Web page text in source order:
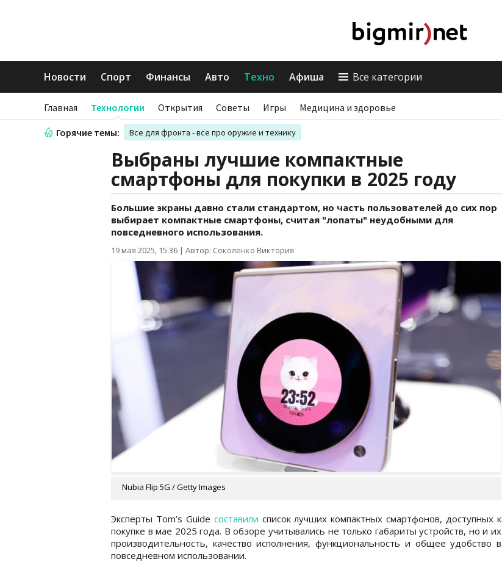
Новости Спорт Финансы Авто Техно Афиша Все категории
Главная Технологии Открытия Советы Игры Медицина и здоровье
Горячие темы: Все для фронта - все про оружие и технику
Выбраны лучшие компактные
смартфоны для покупки в 2025 году
Большие экраны давно стали стандартом, но часть пользователей до сих пор
выбирает компактные смартфоны, считая "лопаты" неудобными для
повседневного использования.
19 мая 2025, 15:36 | Автор: Соколенко Виктория
Nubia Flip 5G / Getty Images
Эксперты Tom’s Guide составили список лучших компактных смартфонов, доступных к
покупке в мае 2025 года. В обзоре учитывались не только габариты устройств, но и их
производительность, качество исполнения, функциональность и общее удобство в
повседневном использовании.